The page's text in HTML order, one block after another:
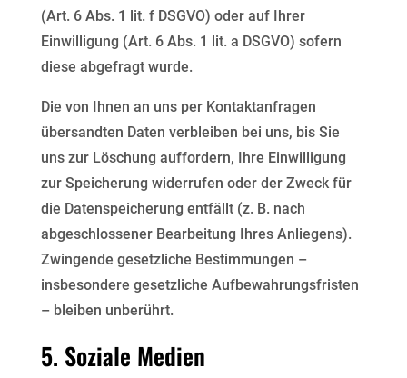
(Art. 6 Abs. 1 lit. f DSGVO) oder auf Ihrer
Einwilligung (Art. 6 Abs. 1 lit. a DSGVO) sofern
diese abgefragt wurde.
Die von Ihnen an uns per Kontaktanfragen
übersandten Daten verbleiben bei uns, bis Sie
uns zur Löschung auffordern, Ihre Einwilligung
zur Speicherung widerrufen oder der Zweck für
die Datenspeicherung entfällt (z. B. nach
abgeschlossener Bearbeitung Ihres Anliegens).
Zwingende gesetzliche Bestimmungen –
insbesondere gesetzliche Aufbewahrungsfristen
– bleiben unberührt.
5. Soziale Medien